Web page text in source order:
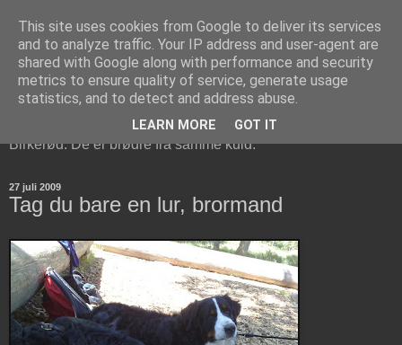
Berner Sennen Brødrene i
Birkerød
Bosco og Cisco er to Berner Sennen hunde, der bor i
Birkerød. De er brødre fra samme kuld.
27 juli 2009
Tag du bare en lur, brormand
This site uses cookies from Google to deliver its services
and to analyze traffic. Your IP address and user-agent are
shared with Google along with performance and security
metrics to ensure quality of service, generate usage
statistics, and to detect and address abuse.
LEARN MORE GOT IT